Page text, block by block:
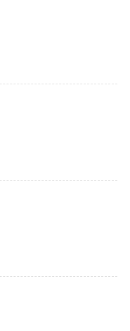
，贺冉激
是一个普
可。这份荣
属于整个团